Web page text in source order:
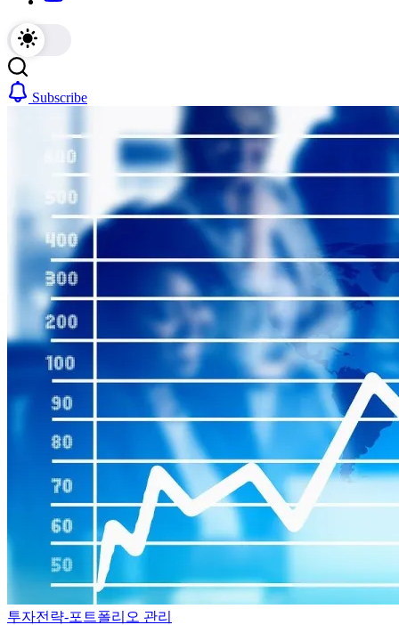
Subscribe
투자전략-포트폴리오 관리